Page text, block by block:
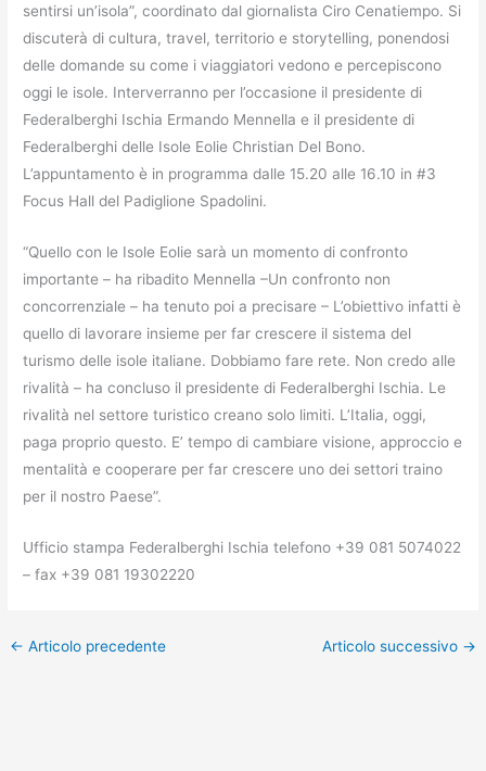
sentirsi un’isola”, coordinato dal giornalista Ciro Cenatiempo. Si
discuterà di cultura, travel, territorio e storytelling, ponendosi
delle domande su come i viaggiatori vedono e percepiscono
oggi le isole. Interverranno per l’occasione il presidente di
Federalberghi Ischia Ermando Mennella e il presidente di
Federalberghi delle Isole Eolie Christian Del Bono.
L’appuntamento è in programma dalle 15.20 alle 16.10 in #3
Focus Hall del Padiglione Spadolini.
“Quello con le Isole Eolie sarà un momento di confronto
importante – ha ribadito Mennella –Un confronto non
concorrenziale – ha tenuto poi a precisare – L’obiettivo infatti è
quello di lavorare insieme per far crescere il sistema del
turismo delle isole italiane. Dobbiamo fare rete. Non credo alle
rivalità – ha concluso il presidente di Federalberghi Ischia. Le
rivalità nel settore turistico creano solo limiti. L’Italia, oggi,
paga proprio questo. E’ tempo di cambiare visione, approccio e
mentalità e cooperare per far crescere uno dei settori traino
per il nostro Paese”.
Ufficio stampa Federalberghi Ischia telefono +39 081 5074022
– fax +39 081 19302220
← Articolo precedente Articolo successivo →